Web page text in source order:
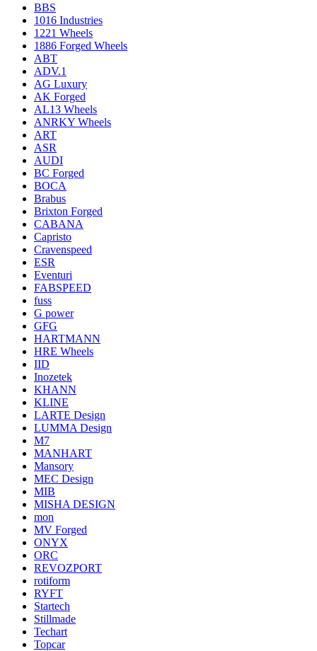
BBS
1016 Industries
1221 Wheels
1886 Forged Wheels
ABT
ADV.1
AG Luxury
AK Forged
AL13 Wheels
ANRKY Wheels
ART
ASR
AUDI
BC Forged
BOCA
Brabus
Brixton Forged
CABANA
Capristo
Cravenspeed
ESR
Eventuri
FABSPEED
fuss
G power
GFG
HARTMANN
HRE Wheels
IID
Inozetek
KHANN
KLINE
LARTE Design
LUMMA Design
M7
MANHART
Mansory
MEC Design
MIB
MISHA DESIGN
mon
MV Forged
ONYX
ORC
REVOZPORT
rotiform
RYFT
Startech
Stillmade
Techart
Topcar